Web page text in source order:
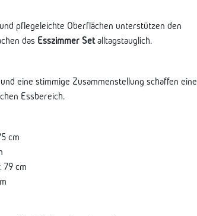
pflegeleichte Oberflächen unterstützen den
das Esszimmer Setalltagstauglich.
eine stimmige Zusammenstellung schaffen eine
Essbereich.
cm
79 cm